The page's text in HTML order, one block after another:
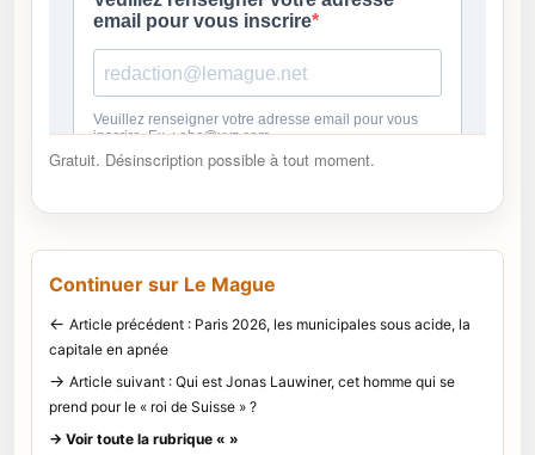
Gratuit. Désinscription possible à tout moment.
Continuer sur Le Mague
← Article précédent : Paris 2026, les municipales sous acide, la
capitale en apnée
→ Article suivant : Qui est Jonas Lauwiner, cet homme qui se
prend pour le « roi de Suisse » ?
→ Voir toute la rubrique « »